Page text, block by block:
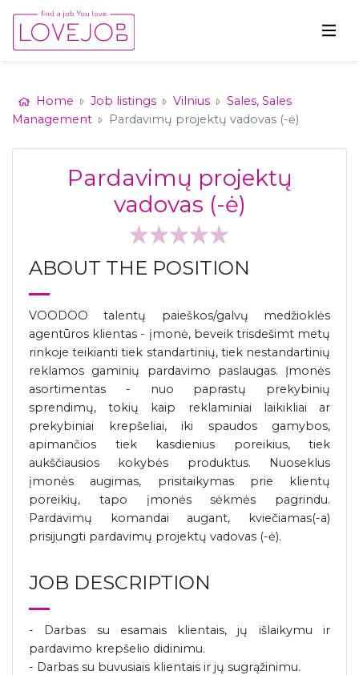
Home Job listings Vilnius
Sales, Sales
Management
Pardavimų projektų vadovas (-ė)
Pardavimų projektų
vadovas (-ė)
ABOUT THE POSITION
VOODOO talentų paieškos/galvų medžioklės
agentūros klientas - įmonė, beveik trisdešimt metų
rinkoje teikianti tiek standartinių, tiek nestandartinių
reklamos gaminių pardavimo paslaugas. Įmonės
asortimentas - nuo paprastų prekybinių
sprendimų, tokių kaip reklaminiai laikikliai ar
prekybiniai krepšeliai, iki spaudos gamybos,
apimančios tiek kasdienius poreikius, tiek
aukščiausios kokybės produktus. Nuoseklus
įmonės augimas, prisitaikymas prie klientų
poreikių, tapo įmonės sėkmės pagrindu.
Pardavimų komandai augant, kviečiamas(-a)
prisijungti pardavimų projektų vadovas (-ė).
JOB DESCRIPTION
- Darbas su esamais klientais, jų išlaikymu ir
pardavimo krepšelio didinimu.
- Darbas su buvusiais klientais ir jų sugrąžinimu.